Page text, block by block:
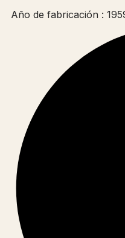
Año de fabricación :